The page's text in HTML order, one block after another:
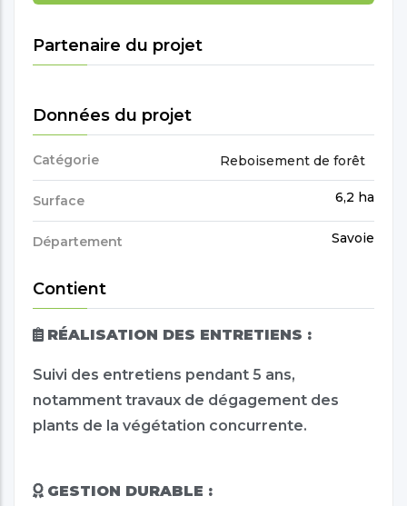
Partenaire du projet
Données du projet
Catégorie Reboisement de forêt
Surface 6,2 ha
Département Savoie
Contient
RÉALISATION DES ENTRETIENS :
Suivi des entretiens pendant 5 ans,
notamment travaux de dégagement des
plants de la végétation concurrente.
GESTION DURABLE :